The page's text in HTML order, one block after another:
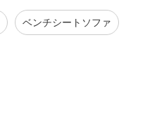
ベンチシートソファ